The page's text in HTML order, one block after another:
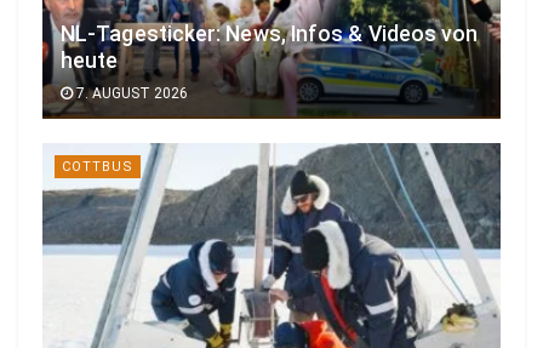
NL-Tagesticker: News, Infos & Videos von
heute
7. AUGUST 2026
COTTBUS